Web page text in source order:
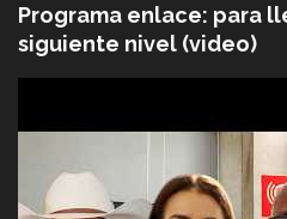
Programa enlace: para
siguiente nivel (video)